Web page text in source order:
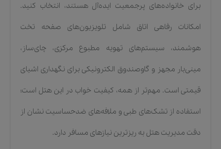
برای خانواده‌های پرجمعیت ایده‌آل هستند، انتخاب کنید.
امکانات رفاهی اتاق شامل تلویزیون‌های صفحه تخت
هوشمند، سیستم‌های تهویه مطبوع مرکزی، چای‌ساز،
مینی‌بار مجهز و گاوصندوق الکترونیکی برای نگهداری اشیای
قیمتی است. مهم‌تر از همه، کیفیت خواب در این هتل است؛
استفاده از تشک‌های طبی و ملافه‌های ضدحساسیت نشان از
دقت مدیریت هتل به ریزترین نیازهای مسافر دارد.